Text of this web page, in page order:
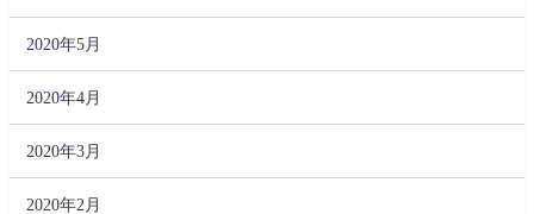
2020年5月
2020年4月
2020年3月
2020年2月